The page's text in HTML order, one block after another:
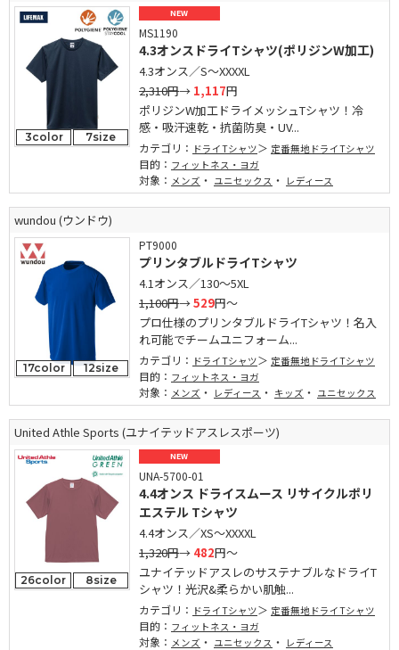
3color 7size
NEW
MS1190
4.3オンスドライTシャツ(ポリジンW加工)
4.3オンス／S～XXXXL
2,310円→ 1,117円
ポリジンW加工ドライメッシュTシャツ！冷
感・吸汗速乾・抗菌防臭・UV...
カテゴリ： ドライTシャツ 定番無地ドライTシャツ
目的： フィットネス・ヨガ
対象： メンズ ・ ユニセックス ・ レディース
wundou (ウンドウ)
17color 12size
PT9000
プリンタブルドライTシャツ
4.1オンス／130～5XL
1,100円→529円～
プロ仕様のプリンタブルドライTシャツ！名入
れ可能でチームユニフォーム...
カテゴリ： ドライTシャツ 定番無地ドライTシャツ
目的： フィットネス・ヨガ
対象： メンズ ・ レディース ・ キッズ ・ ユニセックス
United Athle Sports (ユナイテッドアスレスポーツ)
26color 8size
NEW
UNA-5700-01
4.4オンス ドライスムース リサイクルポリ
エステル Tシャツ
4.4オンス／XS～XXXXL
1,320円→ 482円～
ユナイテッドアスレのサステナブルなドライT
シャツ！光沢&柔らかい肌触...
カテゴリ： ドライTシャツ 定番無地ドライTシャツ
目的： フィットネス・ヨガ
対象： メンズ ・ ユニセックス ・ レディース